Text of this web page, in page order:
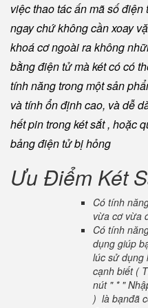
việc thao tác ấn mã số
ngay chứ không cần xoay
khoá cơ ngoài ra không
bằng điện tử mà két có có
tính năng trong một sản
và tính ổn định cao, và dễ
hết pin trong két sắt , hoặc
bảng điện tử bị hỏng
Ưu Điểm Két
Có tính
vừa cơ vừa
Có tính
dụng giúp
lúc sử dụng
cạnh biết (
nút " * "
) là bạnđã